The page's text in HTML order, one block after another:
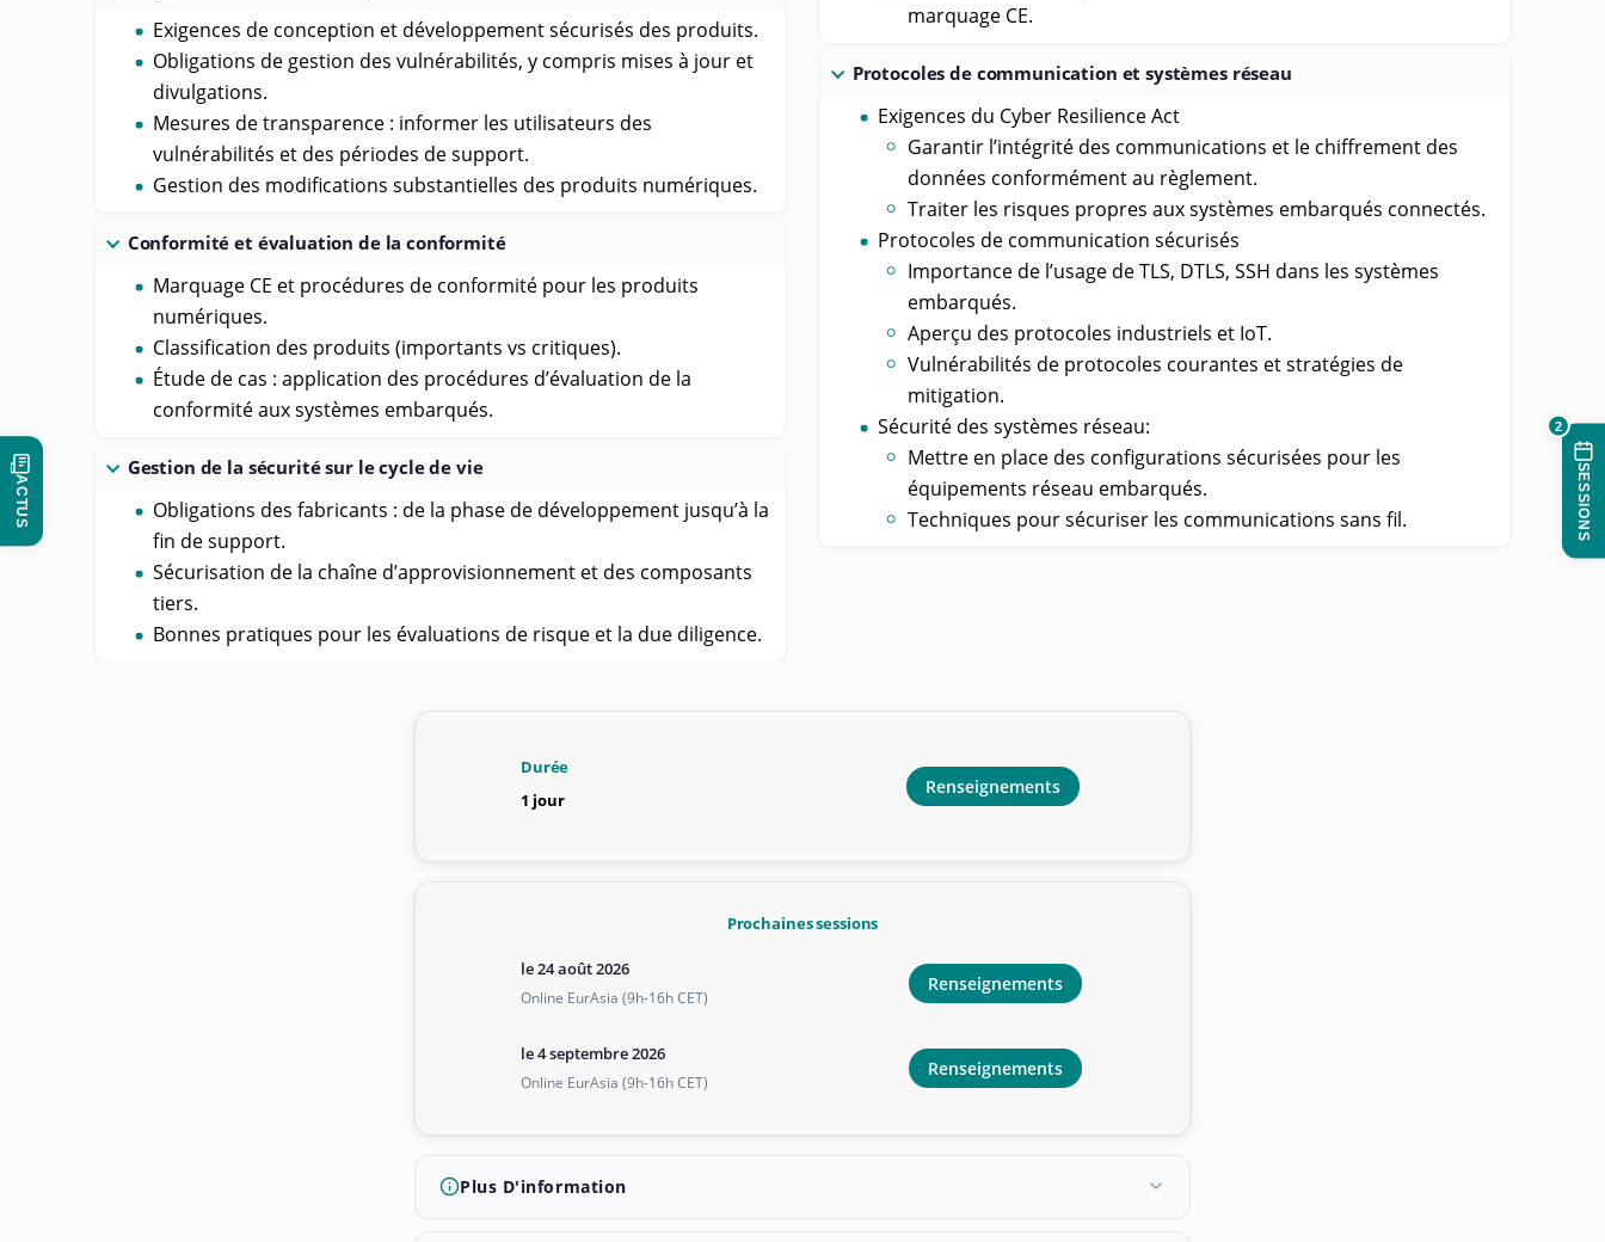
Exigences de conception et développement sécurisés des produits.
Obligations de gestion des vulnérabilités, y compris mises à jour et
divulgations.
Mesures de transparence : informer les utilisateurs des
vulnérabilités et des périodes de support.
Gestion des modifications substantielles des produits numériques.
Conformité et évaluation de la conformité
Marquage CE et procédures de conformité pour les produits
numériques.
Classification des produits (importants vs critiques).
Étude de cas : application des procédures d’évaluation de la
conformité aux systèmes embarqués.
Gestion de la sécurité sur le cycle de vie
Obligations des fabricants : de la phase de développement jusqu’à la
fin de support.
Sécurisation de la chaîne d’approvisionnement et des composants
tiers.
Bonnes pratiques pour les évaluations de risque et la due diligence.
marquage CE.
Protocoles de communication et systèmes réseau
Exigences du Cyber Resilience Act
Garantir l’intégrité des communications et le chiffrement des
données conformément au règlement.
Traiter les risques propres aux systèmes embarqués connectés.
Protocoles de communication sécurisés
Importance de l’usage de TLS, DTLS, SSH dans les systèmes
embarqués.
Aperçu des protocoles industriels et IoT.
Vulnérabilités de protocoles courantes et stratégies de
mitigation.
Sécurité des systèmes réseau:
Mettre en place des configurations sécurisées pour les
équipements réseau embarqués.
Techniques pour sécuriser les communications sans fil.
Durée
1 jour
Renseignements
Prochaines sessions
le 24 août 2026
Online EurAsia (9h-16h CET)
Renseignements
le 4 septembre 2026
Online EurAsia (9h-16h CET)
Renseignements
Plus D'information
ACTUS SESSIONS
2